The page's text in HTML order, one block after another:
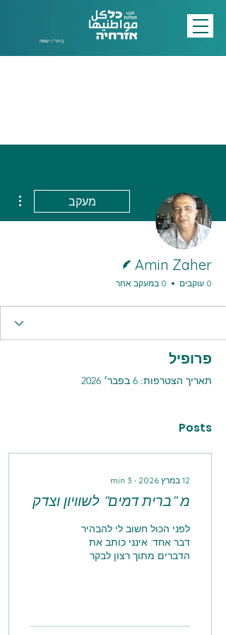
בחר/י שפה
מעקב
Amin Zaher
0 עוקבים 0 במעקב אחר
פרופיל
תאריך הצטרפות: 6 בפבר׳ 2026
Posts
12 במרץ 2026 ∙
3
min
מ “ברית דמים“ לשוויון וצדק
לפני הכול חשוב לי להבהיר
דבר אחד: אינני כותב את
הדברים מתוך רצון לבקר
וברורה, קריאה לצדק, לשוויון,